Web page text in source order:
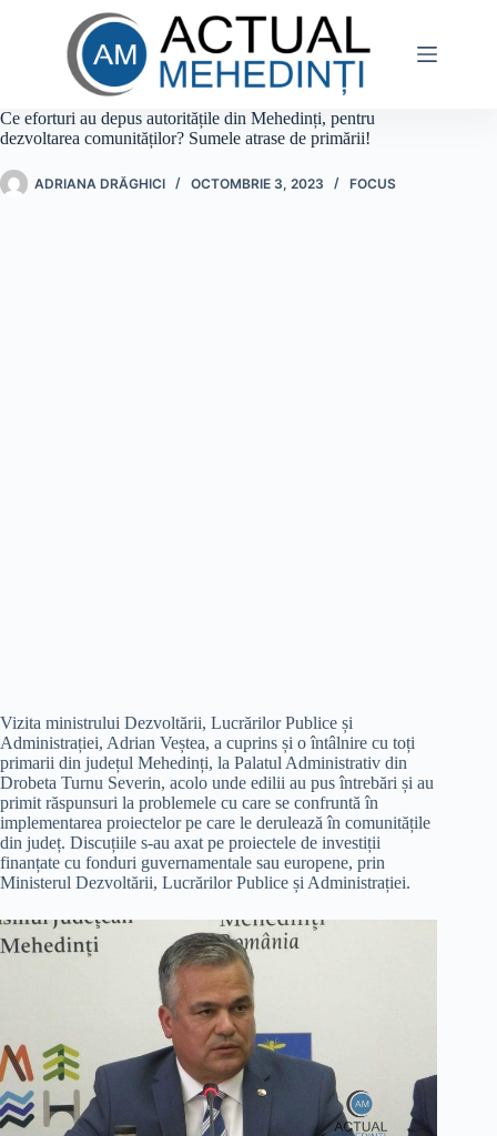
Ce eforturi au depus autoritățile din Mehedinți, pentru
dezvoltarea comunităților? Sumele atrase de primării!
ADRIANA DRĂGHICI OCTOMBRIE 3, 2023 FOCUS
Vizita ministrului Dezvoltării, Lucrărilor Publice și
Administrației, Adrian Veștea, a cuprins și o întâlnire cu toți
primarii din județul Mehedinți, la Palatul Administrativ din
Drobeta Turnu Severin, acolo unde edilii au pus întrebări și au
primit răspunsuri la problemele cu care se confruntă în
implementarea proiectelor pe care le derulează în comunitățile
din județ. Discuțiile s-au axat pe proiectele de investiții
finanțate cu fonduri guvernamentale sau europene, prin
Ministerul Dezvoltării, Lucrărilor Publice și Administrației.